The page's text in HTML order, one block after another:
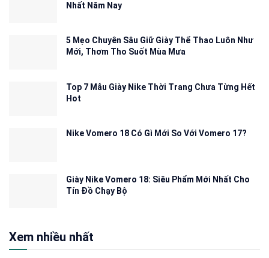
Nhất Năm Nay
5 Mẹo Chuyên Sâu Giữ Giày Thể Thao Luôn Như
Mới, Thơm Tho Suốt Mùa Mưa
Top 7 Mẫu Giày Nike Thời Trang Chưa Từng Hết
Hot
Nike Vomero 18 Có Gì Mới So Với Vomero 17?
Giày Nike Vomero 18: Siêu Phẩm Mới Nhất Cho
Tín Đồ Chạy Bộ
Xem nhiều nhất